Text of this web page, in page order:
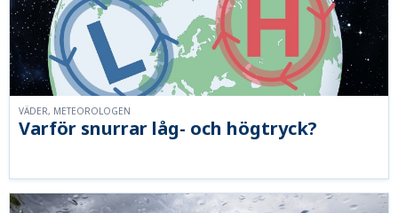
Varför snurrar låg- och högtryck?
VÄDER, METEOROLOGEN